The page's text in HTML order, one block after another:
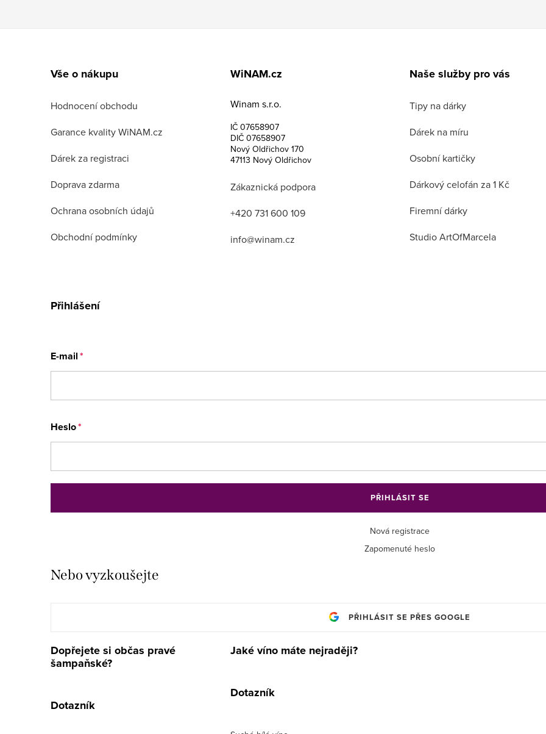
Vše o nákupu
Hodnocení obchodu
Garance kvality WiNAM.cz
Dárek za registraci
Doprava zdarma
Ochrana osobních údajů
Obchodní podmínky
WiNAM.cz
Winam s.r.o.
IČ 07658907
DIČ 07658907
Nový Oldřichov 170
47113 Nový Oldřichov
Zákaznická podpora
+420 731 600 109
info@winam.cz
Naše služby pro vás
Tipy na dárky
Dárek na míru
Osobní kartičky
Dárkový celofán za 1 Kč
Firemní dárky
Studio ArtOfMarcela
Přihlášení
E-mail
Heslo
PŘIHLÁSIT SE
Nová registrace
Zapomenuté heslo
Nebo vyzkoušejte
PŘIHLÁSIT SE PŘES GOOGLE
Dopřejete si občas pravé
šampaňské?
Dotazník
Jaké víno máte nejraději?
Dotazník